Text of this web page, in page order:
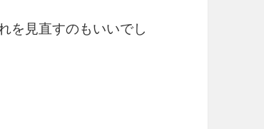
を見直すのもいいでし